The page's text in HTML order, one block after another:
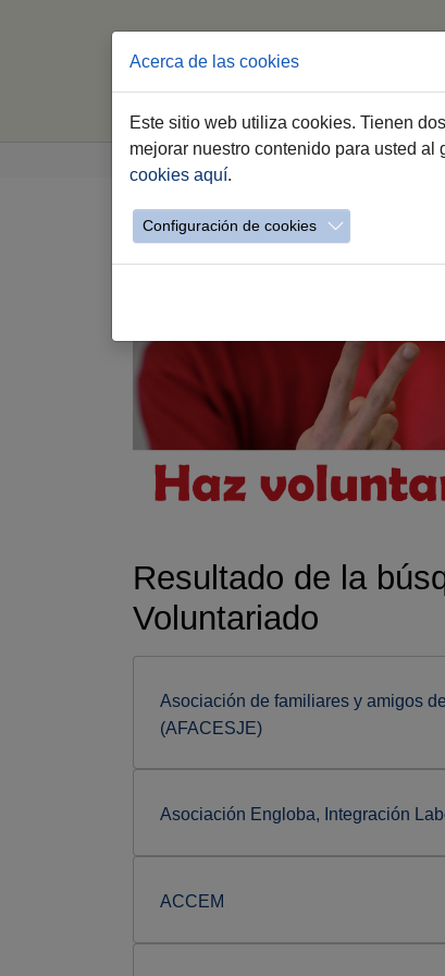
Jerez.es Webs Municipales
Catálogo de
Resultado de la
Voluntariado
Asociación de familiares y amigos
(AFACESJE)
Asociación Engloba, Integración
ACCEM
Acerca de las cookies
Este sitio web utiliza cookies. Tienen
mejorar nuestro contenido para usted
cookies aquí.
Configuración de cookies